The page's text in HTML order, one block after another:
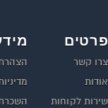
פרטים
צרו קשר
אודות
שירות לקוחות
הצהרת